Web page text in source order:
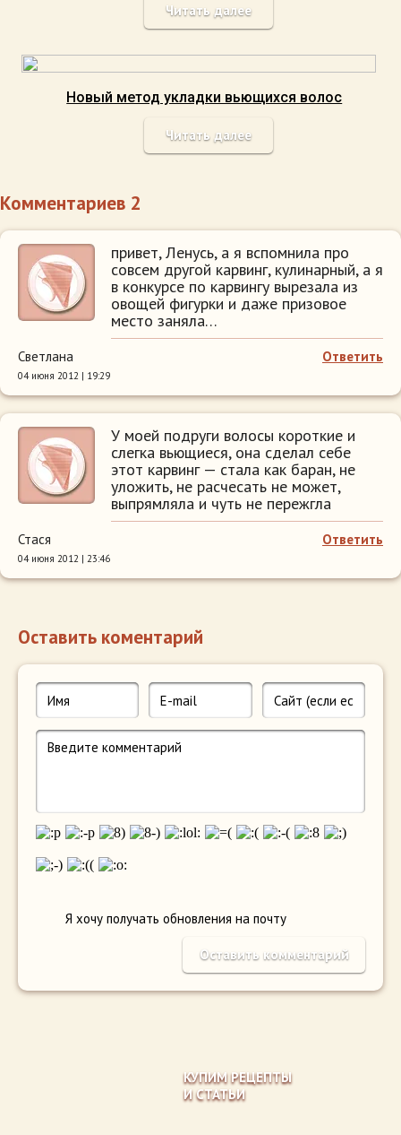
Читать далее
Новый метод укладки вьющихся волос
Читать далее
Комментариев 2
привет, Ленусь, а я вспомнила про
совсем другой карвинг, кулинарный, а я
в конкурсе по карвингу вырезала из
овощей фигурки и даже призовое
место заняла…
Ответить
Светлана
04 июня 2012 | 19:29
У моей подруги волосы короткие и
слегка вьющиеся, она сделал себе
этот карвинг — стала как баран, не
уложить, не расчесать не может,
выпрямляла и чуть не пережгла
Ответить
Стася
04 июня 2012 | 23:46
Оставить коментарий
Я хочу получать обновления на почту
КУПИМ РЕЦЕПТЫ
И СТАТЬИ